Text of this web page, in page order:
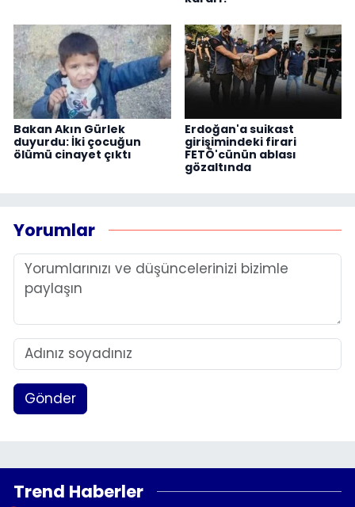
Bakan Akın Gürlek
duyurdu: İki çocuğun
ölümü cinayet çıktı
Erdoğan'a suikast
girişimindeki firari
FETÖ'cünün ablası
gözaltında
Yorumlar
Gönder
Trend Haberler